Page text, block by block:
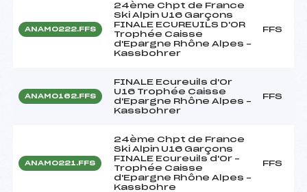
ANAM0222.FFS
24ème Chpt de France
Ski Alpin U16 Garçons
FINALE ECUREUILS D'OR
Trophée Caisse
d'Epargne Rhône Alpes –
Kassbohrer
FFS
ANAM0162.FFS
FINALE Ecureuils d'Or
U16 Trophée Caisse
d'Epargne Rhône Alpes –
Kassbohrer
FFS
ANAM0221.FFS
24ème Chpt de France
Ski Alpin U16 Garçons
FINALE Ecureuils d'Or –
Trophée Caisse
d'Epargne Rhône Alpes –
Kassbohre
FFS